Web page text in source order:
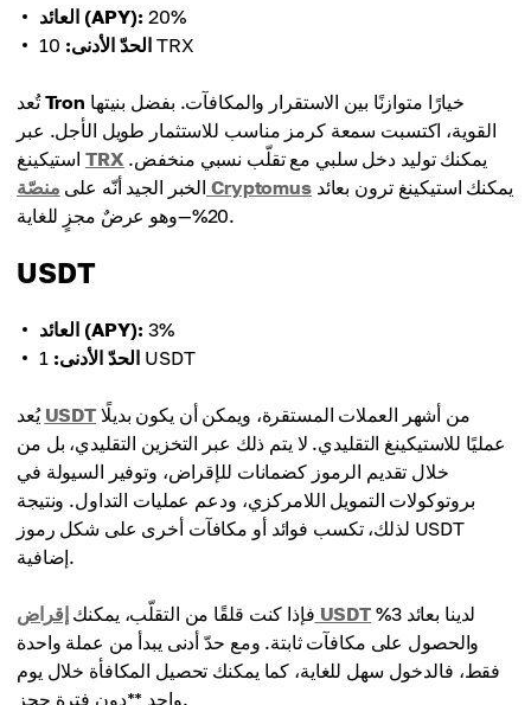
العائد (APY): 20%
الحدّ الأدنى: 10 TRX
تُعدTron
القوية، اكتسبت سمعة كرمز مناسب للاستثمار طويل الأجل. عبر
TRX
الخبر الجيد أنّه على منصّة Cryptomusيمكنك استيكينغ ترون بعائد
20%—وهو عرضٌ مجزٍ للغاية.
USDT
العائد (APY): 3%
الحدّ الأدنى: 1 USDT
يُعد USDT
عمليًا للاستيكينغ التقليدي. لا يتم ذلك عبر التخزين التقليدي، بل من
خلال تقديم الرموز كضمانات للإقراض، وتوفير السيولة في
بروتوكولات التمويل اللامركزي، ودعم عمليات التداول. ونتيجة
لذلك، تكسب فوائد أو مكافآت أخرى على شكل رموز USDT
إضافية.
فإذا كنت قلقًا من التقلّب، يمكنك إقراض USDT
والحصول على مكافآت ثابتة. ومع حدّ أدنى يبدأ من عملة واحدة
فقط، فالدخول سهل للغاية، كما يمكنك تحصيل المكافأة خلال يوم
واحد **دون فترة حجز.